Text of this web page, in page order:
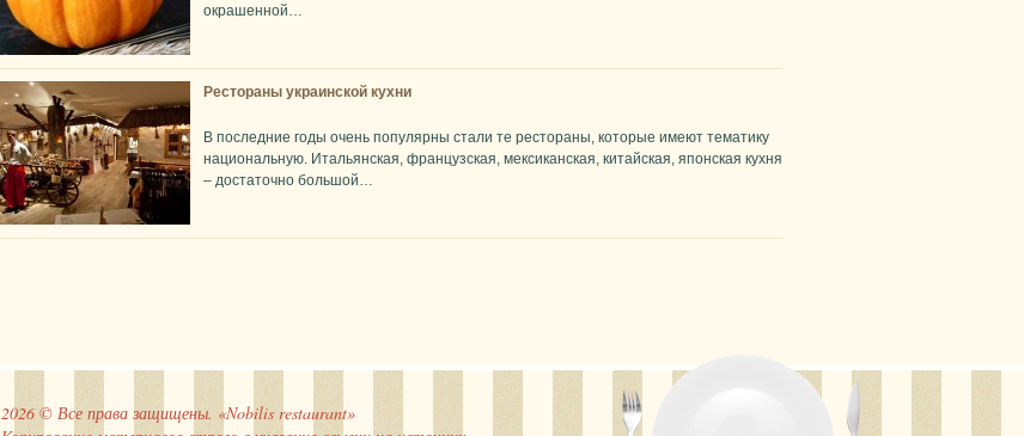
окрашенной…
Рестораны украинской кухни
В последние годы очень популярны стали те рестораны, которые имеют тематику
национальную. Итальянская, французская, мексиканская, китайская, японская кухня
– достаточно большой…
2026 © Все права защищены. «Nobilis restaurant»